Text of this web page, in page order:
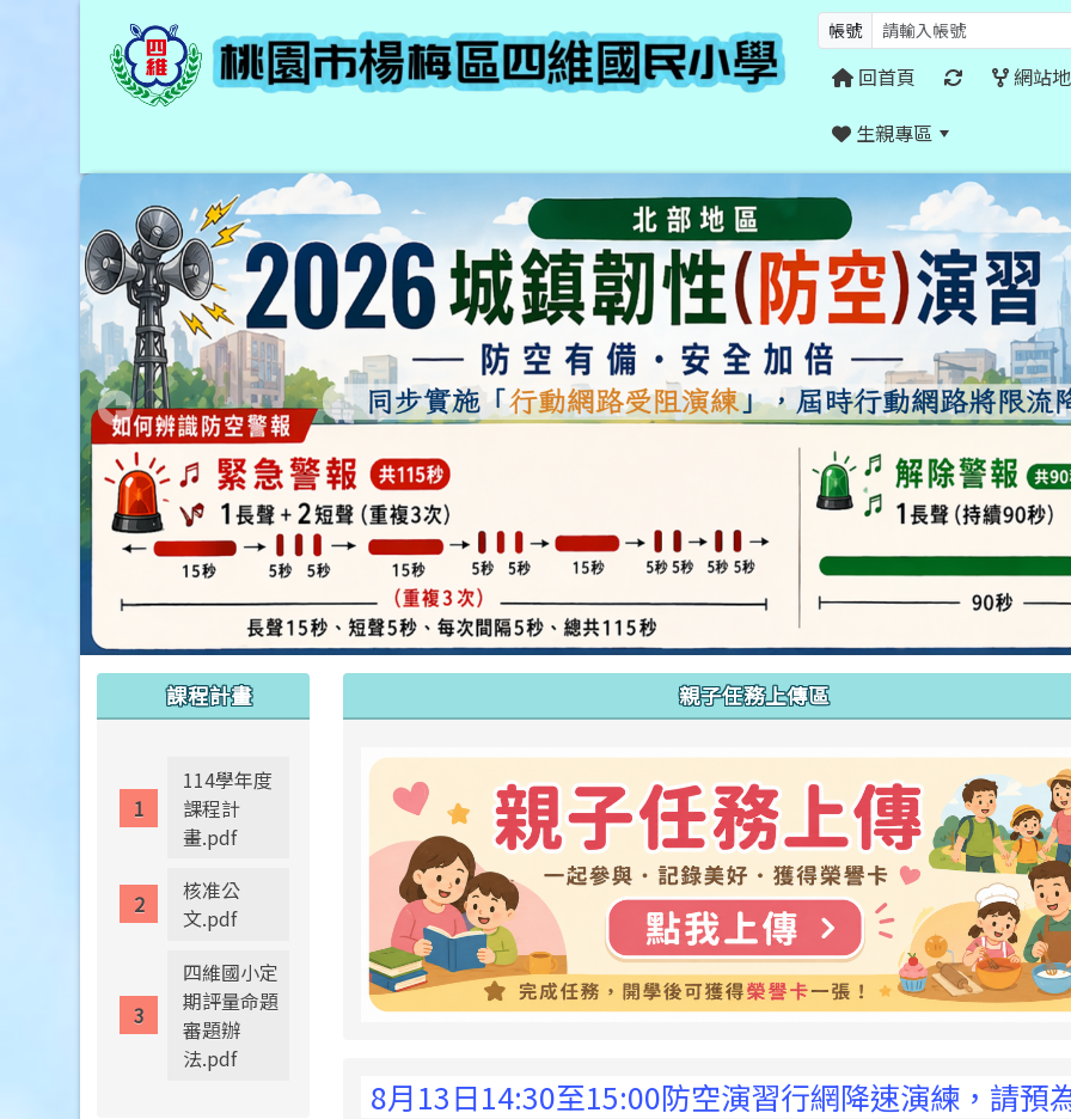
帳號
回首頁 網站
生親專區
親子任務上傳區
8月13日14:30至15:00防空演習行網降速演練，請預為因應，詳
課程計畫
114學年度
課程計
畫.pdf
核准公
文.pdf
四維國小定
期評量命題
審題辦
法.pdf